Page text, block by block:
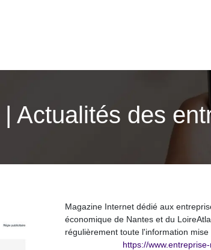
Actualités des
Magazine Internet dédié aux
économique de Nantes et du
régulièrement toute l'information mise
https://